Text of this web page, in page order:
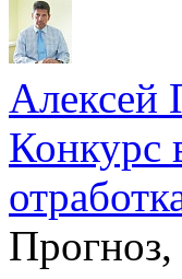
Алексей
Конкурс
Прогноз,